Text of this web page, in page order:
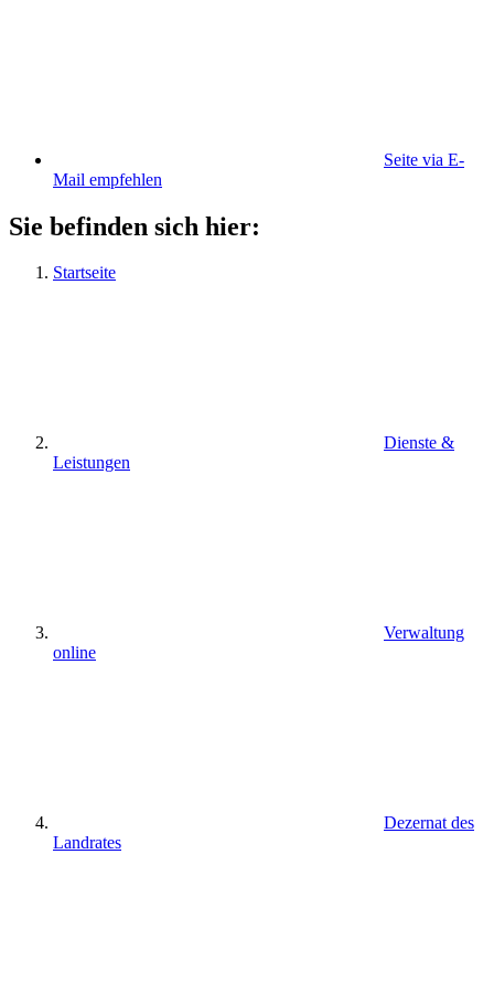
Seite via E-
Mail empfehlen
Sie befinden sich hier:
Startseite
Dienste &
Leistungen
Verwaltung
online
Dezernat des
Landrates